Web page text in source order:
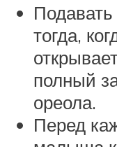
Подавать
тогда,
полный
ореола.
Перед